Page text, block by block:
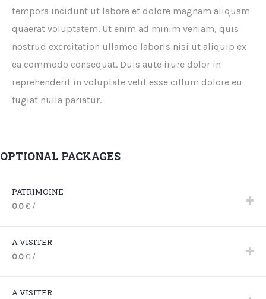
tempora incidunt ut labore et dolore magnam aliquam
quaerat voluptatem. Ut enim ad minim veniam, quis
nostrud exercitation ullamco laboris nisi ut aliquip ex
ea commodo consequat. Duis aute irure dolor in
reprehenderit in voluptate velit esse cillum dolore eu
fugiat nulla pariatur.
OPTIONAL PACKAGES
PATRIMOINE
0.0€ /
A VISITER
0.0€ /
A VISITER